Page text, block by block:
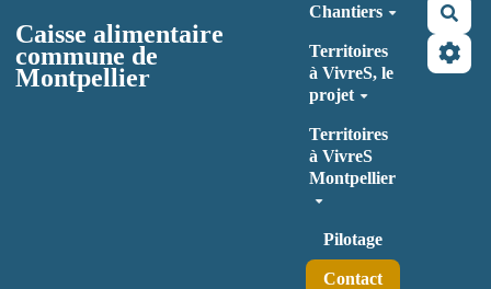
Caisse alimentaire
commune de
Montpellier
Chantiers
Territoires
à VivreS, le
projet
Territoires
à VivreS
Montpellier
Pilotage
Contact